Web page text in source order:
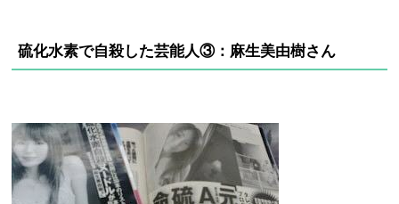
硫化水素で自殺した芸能人③：麻生美由樹さん